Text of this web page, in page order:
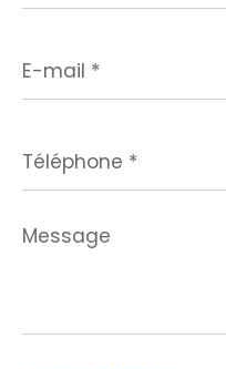
mail
*
*
Message
*